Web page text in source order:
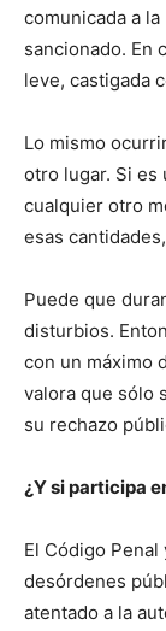
comunicada a
sancionado. En
leve, castigada
Lo mismo
otro lugar. Si es
cualquier otro
esas
Puede que
disturbios.
con un máximo
valora que sólo
su rechazo
¿Y si participa
El Código
desórdenes
atentado a la